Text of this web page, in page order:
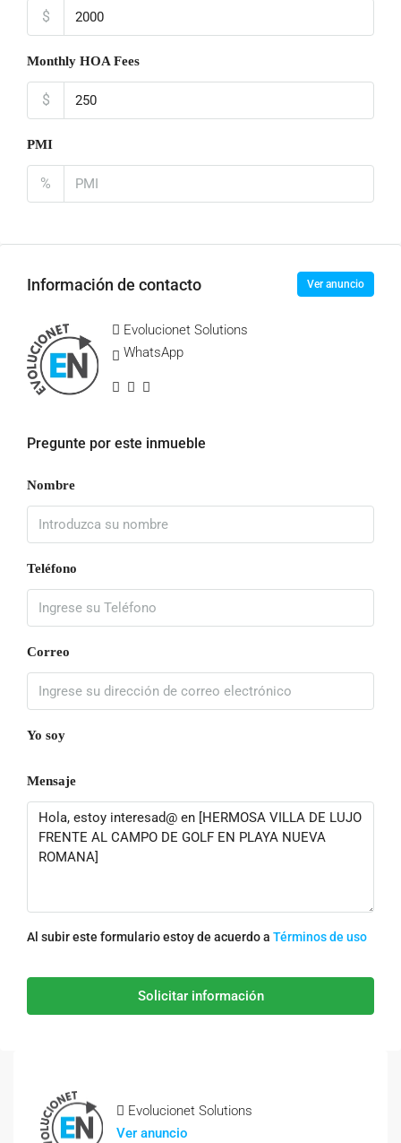
$
Monthly HOA Fees
$
PMI
%
Información de contacto Ver anuncio
Evolucionet Solutions
WhatsApp
Pregunte por este inmueble
Nombre
Teléfono
Correo
Yo soy
Mensaje
Al subir este formulario estoy de acuerdo a Términos de uso
Solicitar información
Evolucionet Solutions
Ver anuncio